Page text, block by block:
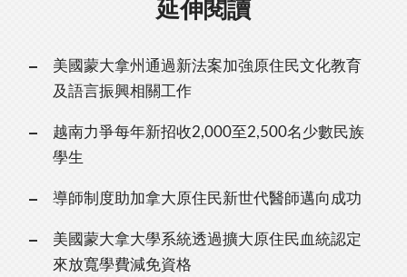
延伸閱讀
美國蒙大拿州通過新法案加強原住民文化教育
及語言振興相關工作
越南力爭每年新招收2,000至2,500名少數民族
學生
導師制度助加拿大原住民新世代醫師邁向成功
美國蒙大拿大學系統透過擴大原住民血統認定
來放寬學費減免資格